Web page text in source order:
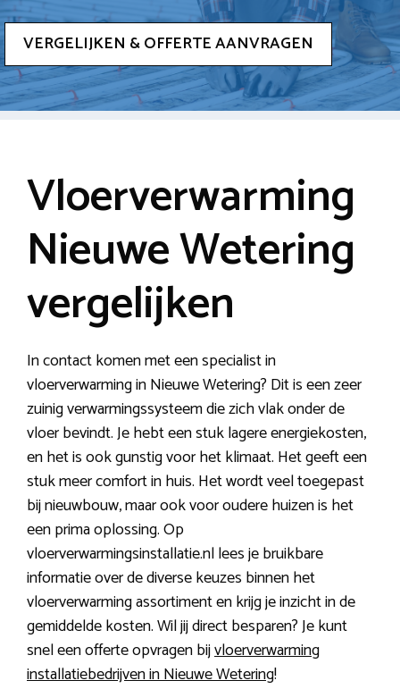
VERGELIJKEN & OFFERTE AANVRAGEN
Vloerverwarming
Nieuwe Wetering
vergelijken
In contact komen met een specialist in
vloerverwarming in Nieuwe Wetering? Dit is een zeer
zuinig verwarmingssysteem die zich vlak onder de
vloer bevindt. Je hebt een stuk lagere energiekosten,
en het is ook gunstig voor het klimaat. Het geeft een
stuk meer comfort in huis. Het wordt veel toegepast
bij nieuwbouw, maar ook voor oudere huizen is het
een prima oplossing. Op
vloerverwarmingsinstallatie.nl lees je bruikbare
informatie over de diverse keuzes binnen het
vloerverwarming assortiment en krijg je inzicht in de
gemiddelde kosten. Wil jij direct besparen? Je kunt
snel een offerte opvragen bijvloerverwarming
installatiebedrijven in Nieuwe Wetering!